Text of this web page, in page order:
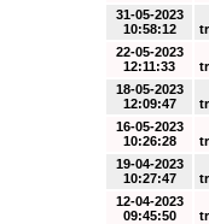
31-05-2023
10:58:12
22-05-2023
12:11:33
18-05-2023
12:09:47
16-05-2023
10:26:28
19-04-2023
10:27:47
12-04-2023
09:45:50